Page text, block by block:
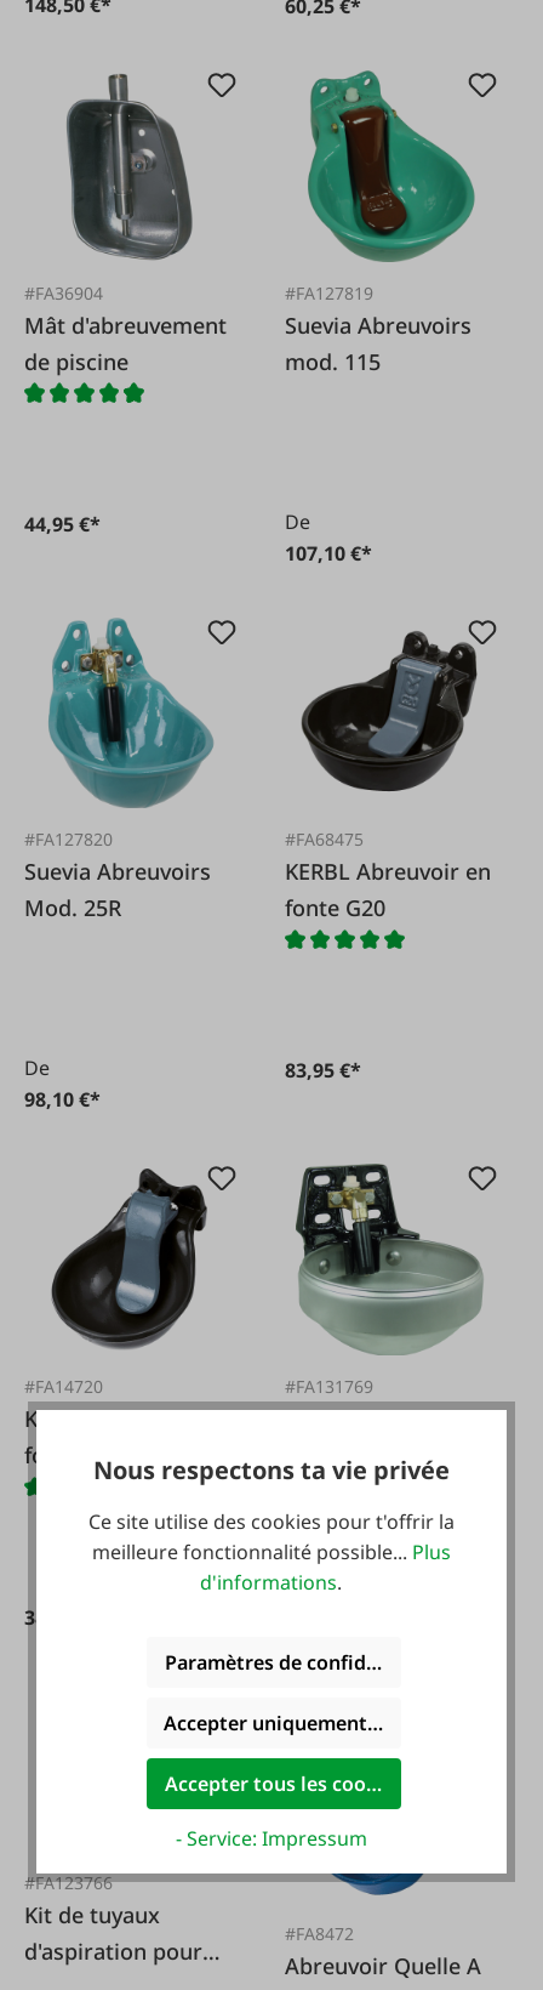
60,25 €*
#FA36904
Mât d'abreuvement
de piscine
44,95 €*
#FA127819
Suevia Abreuvoirs
mod. 115
De
107,10 €*
#FA127820
Suevia Abreuvoirs
Mod. 25R
De
98,10 €*
#FA68475
KERBL Abreuvoir en
fonte G20
83,95 €*
#FA14720
KERBL Abreuvoir en
fonte
38,95 €*
#FA131769
Suevia Abreuvoir
modèle 1200-MS
#FA123766
Kit de tuyaux
d'aspiration pour
#FA8472
Abreuvoir Quelle A
Nous respectons ta vie privée
Ce site utilise des cookies pour t'offrir la
meilleure fonctionnalité possible... Plus
d'informations.
Paramètres de confidentialité
Accepter uniquement les cookies
Accepter tous les cookies
- Service: Impressum